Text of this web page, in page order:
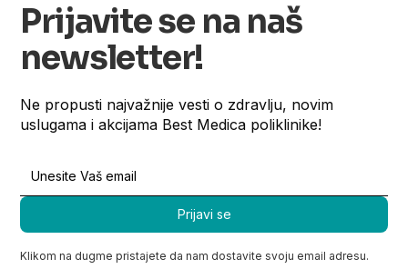
Prijavite se na naš
newsletter!
Ne propusti najvažnije vesti o zdravlju, novim
uslugama i akcijama Best Medica poliklinike!
Klikom na dugme pristajete da nam dostavite svoju email adresu.